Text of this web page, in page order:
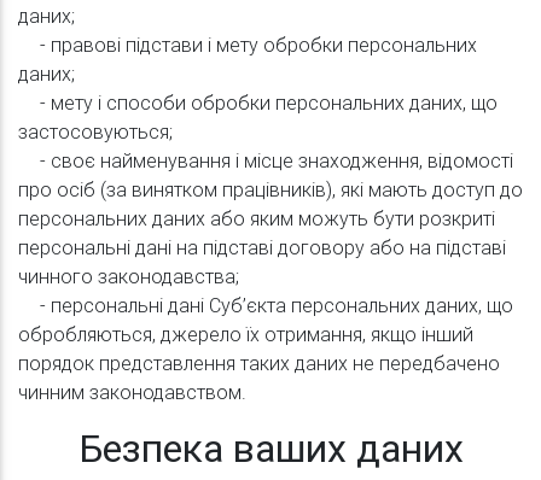
даних;
- правові підстави і мету обробки персональних
даних;
- мету і способи обробки персональних даних, що
застосовуються;
- своє найменування і місце знаходження, відомості
про осіб (за винятком працівників), які мають доступ до
персональних даних або яким можуть бути розкриті
персональні дані на підставі договору або на підставі
чинного законодавства;
- персональні дані Суб’єкта персональних даних, що
обробляються, джерело їх отримання, якщо інший
порядок представлення таких даних не передбачено
чинним законодавством.
Безпека ваших даних